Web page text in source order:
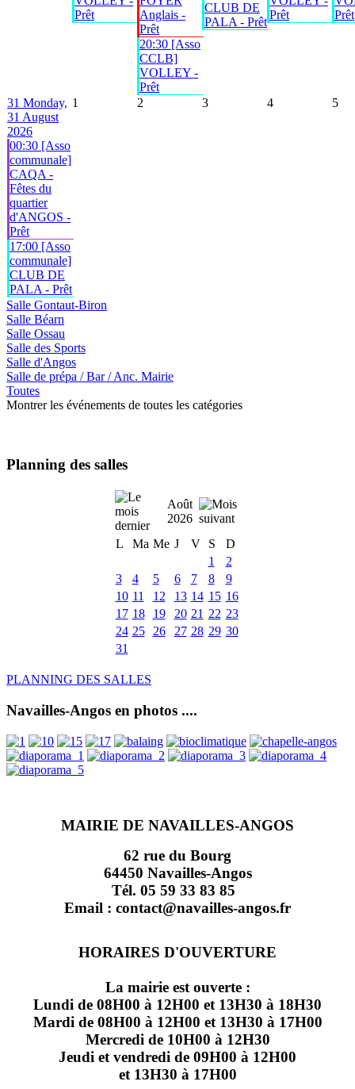
Prêt
Anglais -
Prêt
20:30 [Asso
CCLB]
VOLLEY -
Prêt
CLUB DE
PALA - Prêt
Prêt
Prêt
31 Monday,
31 August
2026
00:30 [Asso
communale]
CAQA -
Fêtes du
quartier
d'ANGOS -
Prêt
17:00 [Asso
communale]
CLUB DE
PALA - Prêt
1 2 3 4 5
Salle Gontaut-Biron
Salle Béarn
Salle Ossau
Salle des Sports
Salle d'Angos
Salle de prépa / Bar / Anc. Mairie
Toutes
Montrer les événements de toutes les catégories
Planning des salles
Août
2026
L
Ma Me J V S
D
1
2
3
4 5 6 7 8
9
10 11 12 13 14 15 16
17 18 19 20 21 22 23
24 25 26 27 28 29 30
31
PLANNING DES SALLES
Navailles-Angos en photos ....
MAIRIE DE NAVAILLES-ANGOS
62 rue du Bourg
64450 Navailles-Angos
Tél. 05 59 33 83 85
Email : contact@navailles-angos.fr
HORAIRES D'OUVERTURE
La mairie est ouverte :
Lundi de 08H00 à 12H00 et 13H30 à 18H30
Mardi de 08H00 à 12H00 et 13H30 à 17H00
Mercredi de 10H00 à 12H30
Jeudi et vendredi de 09H00 à 12H00
et 13H30 à 17H00